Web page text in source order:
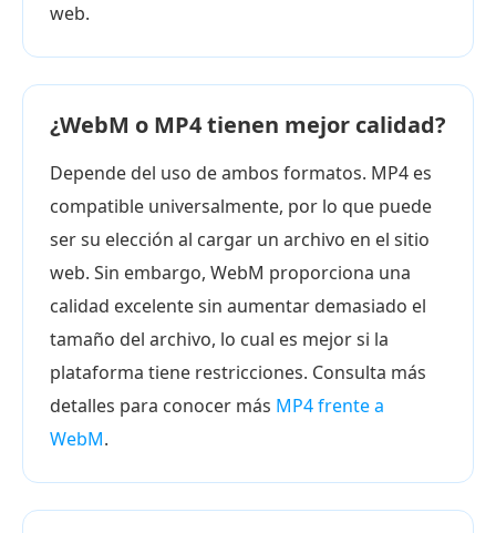
web.
¿WebM o MP4 tienen mejor calidad?
Depende del uso de ambos formatos. MP4 es
compatible universalmente, por lo que puede
ser su elección al cargar un archivo en el sitio
web. Sin embargo, WebM proporciona una
calidad excelente sin aumentar demasiado el
tamaño del archivo, lo cual es mejor si la
plataforma tiene restricciones. Consulta más
detalles para conocer más MP4 frente a
WebM.